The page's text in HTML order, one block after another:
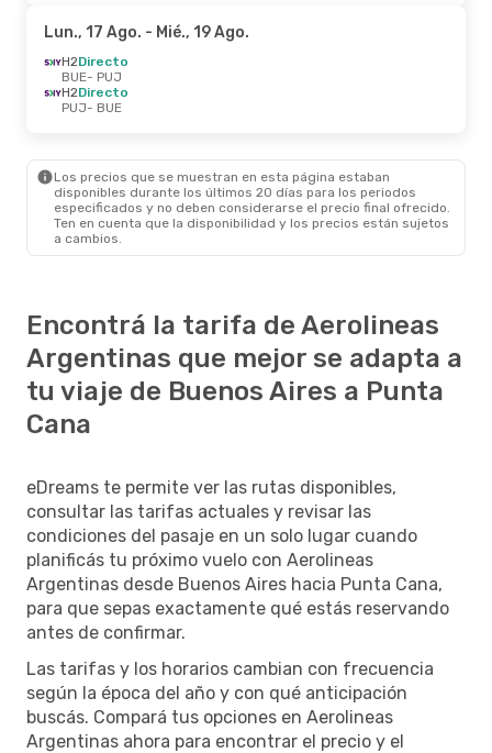
Lun., 17 Ago. - Mié., 19 Ago.
H2Directo
BUE- PUJ
H2Directo
PUJ- BUE
Los precios que se muestran en esta página estaban
disponibles durante los últimos 20 días para los periodos
especificados y no deben considerarse el precio final ofrecido.
Ten en cuenta que la disponibilidad y los precios están sujetos
a cambios.
Encontrá la tarifa de Aerolineas
Argentinas que mejor se adapta a
tu viaje de Buenos Aires a Punta
Cana
eDreams te permite ver las rutas disponibles,
consultar las tarifas actuales y revisar las
condiciones del pasaje en un solo lugar cuando
planificás tu próximo vuelo con Aerolineas
Argentinas desde Buenos Aires hacia Punta Cana,
para que sepas exactamente qué estás reservando
antes de confirmar.
Las tarifas y los horarios cambian con frecuencia
según la época del año y con qué anticipación
buscás. Compará tus opciones en Aerolineas
Argentinas ahora para encontrar el precio y el